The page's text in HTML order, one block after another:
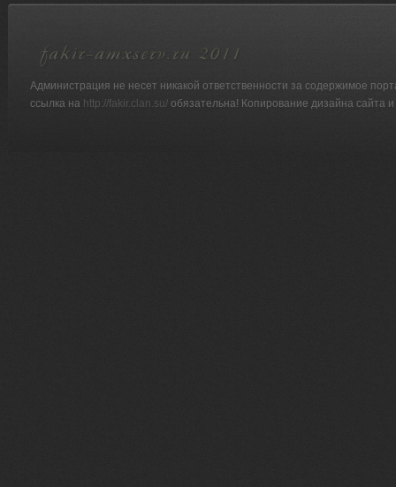
Администрация не несет никакой ответственности за содержимое
ссылка на http://fakir.clan.su/ обязательна! Копирование дизайна сайта